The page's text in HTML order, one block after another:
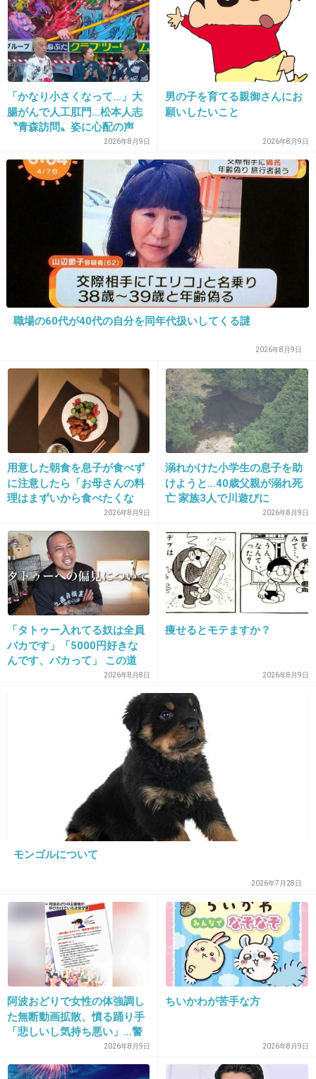
どういう仕事なんだ
3件の返信
-3
29. 匿名2026/06/03(水) 21:06:30
まず日本人は人前で部下を叱るのをやめるべき
いろんな外国人からおかしいと指摘されている
海外駐在の日本人社員も現地採用の人にやらか
してパワハラで訴えられているわ
3件の返信
+15
>>4
怒られたから、は多分ホントの理由ではないよ
ね〜
1件の返信
+83 -0
31. 匿名 2026/06/03(水) 21:06:45
仕事で怒ると殺される時代
+5 -2
32. 匿名 2026/06/03(水) 21:06:46
ガッツリ盗んでるし強盗致死にならんかな
+23
上司も犯人も26歳って
何系統の会社だったんだろう
2026/06/03(水) 21:06:57
刺して◯して消費者金融で金借りて豪遊して…
って普通の人間ならどこかで躊躇するような行
動、なんもブレーキかからないあたり初めてじ
ゃ無さそうだけど
+10 -0
「かなり小さくなって…」大
腸がんで人工肛門…松本人志
〝青森訪問〟姿に心配の声
続々「脂肪のない感じが痛ま
しい」「無理せずに」
2026年8月9日
男の子を育てる親御さんにお
願いしたいこと
2026年8月9日
職場の60代が40代の自分を同年代扱いしてくる謎
2026年8月9日
用意した朝食を息子が食べず
に注意したら「お母さんの料
理はまずいから食べたくな
い」と…「まずいなら食べな
くていい。今後は自分で食事
を用意しなさい。お金は渡
す」と言った話が議論に
2026年8月9日
溺れかけた小学生の息子を助
けようと…40歳父親が溺れ死
亡 家族3人で川遊びに
2026年8月9日
「タトゥー入れてる奴は全員
バカです」「5000円好きな
んです、バカって」 この道
23年の彫り師YouTuberの動
2026年8月8日
痩せるとモテますか？
2026年8月9日
モンゴルについて
2026年7月28日
阿波おどりで女性の体強調し
た無断動画拡散、憤る踊り手
「悲しいし気持ち悪い」…警
2026年8月9日
ちいかわが苦手な方
2026年8月9日